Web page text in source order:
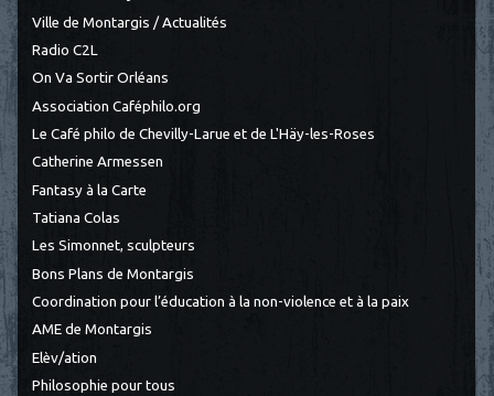
Ville de Montargis / Actualités
Radio C2L
On Va Sortir Orléans
Association Caféphilo.org
Le Café philo de Chevilly-Larue et de L'Häy-les-Roses
Catherine Armessen
Fantasy à la Carte
Tatiana Colas
Les Simonnet, sculpteurs
Bons Plans de Montargis
Coordination pour l’éducation à la non-violence et à la paix
AME de Montargis
Elèv/ation
Philosophie pour tous